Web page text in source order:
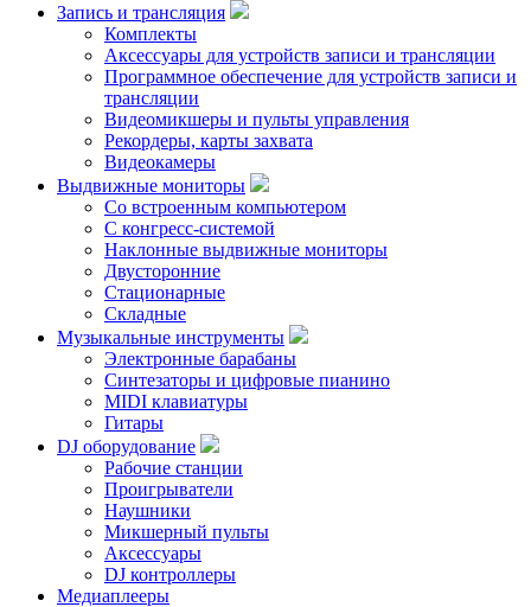
Запись и трансляция
Комплекты
Аксессуары для устройств записи и трансляции
Программное обеспечение для устройств записи и
трансляции
Видеомикшеры и пульты управления
Рекордеры, карты захвата
Видеокамеры
Выдвижные мониторы
Со встроенным компьютером
С конгресс-системой
Наклонные выдвижные мониторы
Двусторонние
Стационарные
Складные
Музыкальные инструменты
Электронные барабаны
Синтезаторы и цифровые пианино
MIDI клавиатуры
Гитары
DJ оборудование
Рабочие станции
Проигрыватели
Наушники
Микшерный пульты
Аксессуары
DJ контроллеры
Медиаплееры